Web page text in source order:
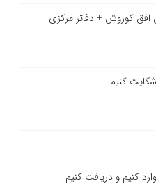
افق کوروش + دفاتر مرکزی
کنیم
کنیم و دریافت کنیم